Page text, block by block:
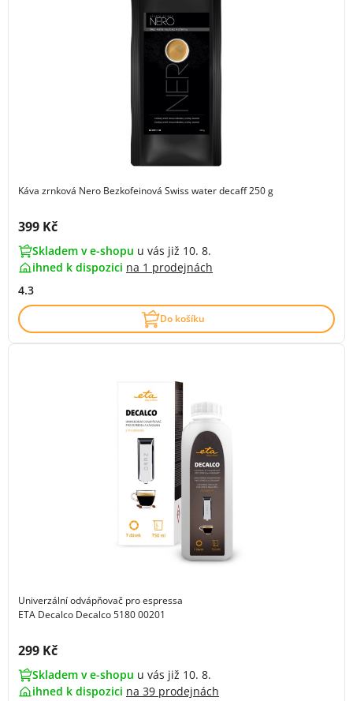
Káva zrnková Nero Bezkofeinová Swiss water decaff 250 g
Cena s DPH:
399 Kč
Skladem v e-shopu u vás již 10. 8.
ihned k dispozici na 1 prodejnách
4.3
Do košíku
Univerzální odvápňovač pro espressa
ETA Decalco Decalco 5180 00201
Cena s DPH:
299 Kč
Skladem v e-shopu u vás již 10. 8.
ihned k dispozici na 39 prodejnách